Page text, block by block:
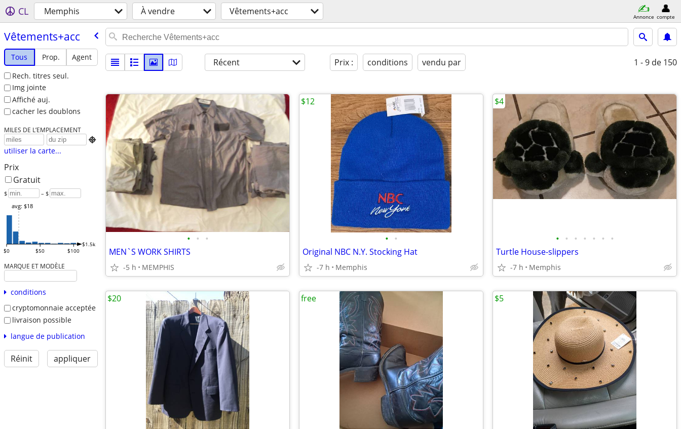
CL Memphis À vendre Vêtements+acc Annonce compte
Vêtements+acc
Tous Prop.
Agent
Rech. titres seul.
Img jointe
Affiché auj.
cacher les doublons
MILES DE L’EMPLACEMENT

utiliser la carte...
Prix
Gratuit
$ – $
$0 $50 $100
$1.5k
avg: $18
MARQUE ET MODÈLE
conditions
cryptomonnaie acceptée
livraison possible
langue de publication
Réinit appliquer
Récent Prix : conditions vendu par 1 - 9 de 150
• • •
MEN`S WORK SHIRTS
-5 h MEMPHIS
• •
Original NBC N.Y. Stocking Hat
-7 h Memphis
$12
• • • • • • •
Turtle House-slippers
-7 h Memphis
$4
$20 free $5